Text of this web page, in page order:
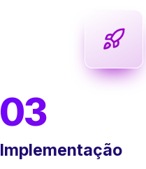
03
Implementação